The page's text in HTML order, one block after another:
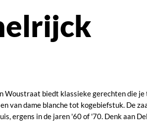
Woustraat biedt klassieke gerechten die
van dame blanche tot kogebiefstuk. De
ergens in de jaren '60 of '70. Denk aan